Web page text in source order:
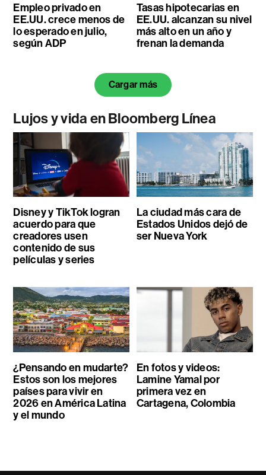
Empleo privado en
EE.UU. crece menos de
lo esperado en julio,
según ADP
Tasas hipotecarias en
EE.UU. alcanzan su nivel
más alto en un año y
frenan la demanda
Cargar más
Lujos y vida en Bloomberg Línea
Disney y TikTok logran
acuerdo para que
creadores usen
contenido de sus
películas y series
La ciudad más cara de
Estados Unidos dejó de
ser Nueva York
¿Pensando en mudarte?
Estos son los mejores
países para vivir en
2026 en América Latina
y el mundo
En fotos y videos:
Lamine Yamal por
primera vez en
Cartagena, Colombia